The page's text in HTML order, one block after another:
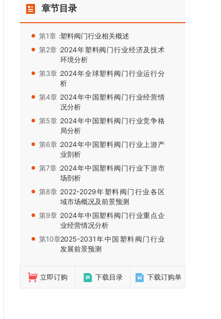
章节目录
第1章：塑料阀门行业相关概述
第2章：2024年塑料阀门行业经济及技术
环境分析
第3章：2024年全球塑料阀门行业运行分
析
第4章：2024年中国塑料阀门行业经营情
况分析
第5章：2024年中国塑料阀门行业竞争格
局分析
第6章：2024年中国塑料阀门行业上游产
业剖析
第7章：2024年中国塑料阀门行业下游市
场剖析
第8章：2022-2029年塑料阀门行业各区
域市场概况及前景预测
第9章：2024年中国塑料阀门行业重点企
业经营情况分析
第10章：2025-2031年中国塑料阀门行业
发展前景预测
立即订购 下载目录 下载订购单